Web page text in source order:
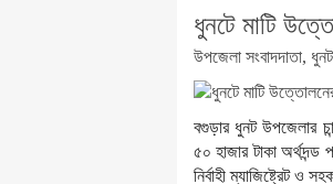
ধুনটে মাটি
উপজেলা সংবাদদাতা,
বগুড়ার ধুনট উপজেলার
৫০ হাজার টাকা
নির্বাহী ম্যাজিষ্ট্রেট ও